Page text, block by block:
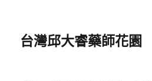
台灣邱大睿藥師花園